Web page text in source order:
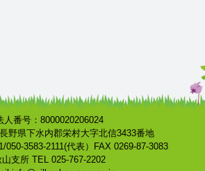
人番号：8000020206024
野県下水内郡栄村大字北信3433番地
050-3583-2111(代表）FAX 0269-87-3083
山支所 TEL 025-767-2202